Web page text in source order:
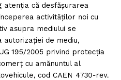
atenția că desfășurarea
activităților noi cu
asupra mediului se
autorizației de mediu,
195/2005 privind protecția
cu amănuntul al
cod CAEN 4730-rev.